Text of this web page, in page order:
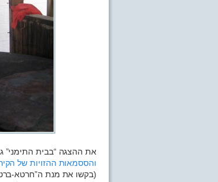
את ההצגה “בבית התימני”
והססמאות ההזויות של
(בקשו את מנת ה”חרטא-